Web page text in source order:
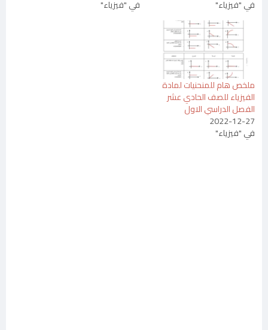
في "فيزياء" في "فيزياء"
ملخص هام للمنحنيات لمادة
الفيزياء للصف الحادي عشر
الفصل الدراسي الاول
2022-12-27
في "فيزياء"